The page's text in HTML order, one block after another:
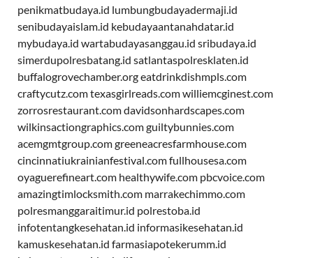
penikmatbudaya.id lumbungbudayadermaji.id
senibudayaislam.id kebudayaantanahdatar.id
mybudaya.id wartabudayasanggau.id sribudaya.id
simerdupolresbatang.id satlantaspolresklaten.id
buffalogrovechamber.orgeatdrinkdishmpls.com
craftycutz.comtexasgirlreads.comwilliemcginest.com
zorrosrestaurant.comdavidsonhardscapes.com
wilkinsactiongraphics.comguiltybunnies.com
acemgmtgroup.comgreeneacresfarmhouse.com
cincinnatiukrainianfestival.comfullhousesa.com
oyaguerefineart.com healthywife.com pbcvoice.com
amazingtimlocksmith.com marrakechimmo.com
polresmanggaraitimur.id polrestoba.id
infotentangkesehatan.id informasikesehatan.id
kamuskesehatan.id farmasiapotekerumm.id